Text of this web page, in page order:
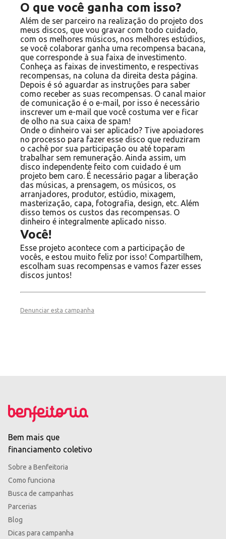
O que você ganha com isso?
Além de ser parceiro na realização do projeto dos
meus discos, que vou gravar com todo cuidado,
com os melhores músicos, nos melhores estúdios,
se você colaborar ganha uma recompensa bacana,
que corresponde à sua faixa de investimento.
Conheça as faixas de investimento, e respectivas
recompensas, na coluna da direita desta página.
Depois é só aguardar as instruções para saber
como receber as suas recompensas. O canal maior
de comunicação é o e-mail, por isso é necessário
inscrever um e-mail que você costuma ver e ficar
de olho na sua caixa de spam!
Onde o dinheiro vai ser aplicado? Tive apoiadores
no processo para fazer esse disco que reduziram
o cachê por sua participação ou até toparam
trabalhar sem remuneração. Ainda assim, um
disco independente feito com cuidado é um
projeto bem caro. É necessário pagar a liberação
das músicas, a prensagem, os músicos, os
arranjadores, produtor, estúdio, mixagem,
masterização, capa, fotografia, design, etc. Além
disso temos os custos das recompensas. O
dinheiro é integralmente aplicado nisso.
Você!
Esse projeto acontece com a participação de
vocês, e estou muito feliz por isso! Compartilhem,
escolham suas recompensas e vamos fazer esses
discos juntos!
Denunciar esta campanha
Bem mais que
financiamento coletivo
Sobre a Benfeitoria
Como funciona
Busca de campanhas
Parcerias
Blog
Dicas para campanha